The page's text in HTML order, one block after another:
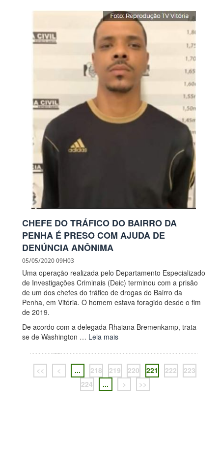
CHEFE DO TRÁFICO DO BAIRRO DA
PENHA É PRESO COM AJUDA DE
DENÚNCIA ANÔNIMA
05/05/2020 09H03
Uma operação realizada pelo Departamento Especializado
de Investigações Criminais (Deic) terminou com a prisão
de um dos chefes do tráfico de drogas do Bairro da
Penha, em Vitória. O homem estava foragido desde o fim
de 2019.
De acordo com a delegada Rhaiana Bremenkamp, trata-
se de Washington … Leia mais
<< < ... 218 219 220 221 222
223
224
... > >>